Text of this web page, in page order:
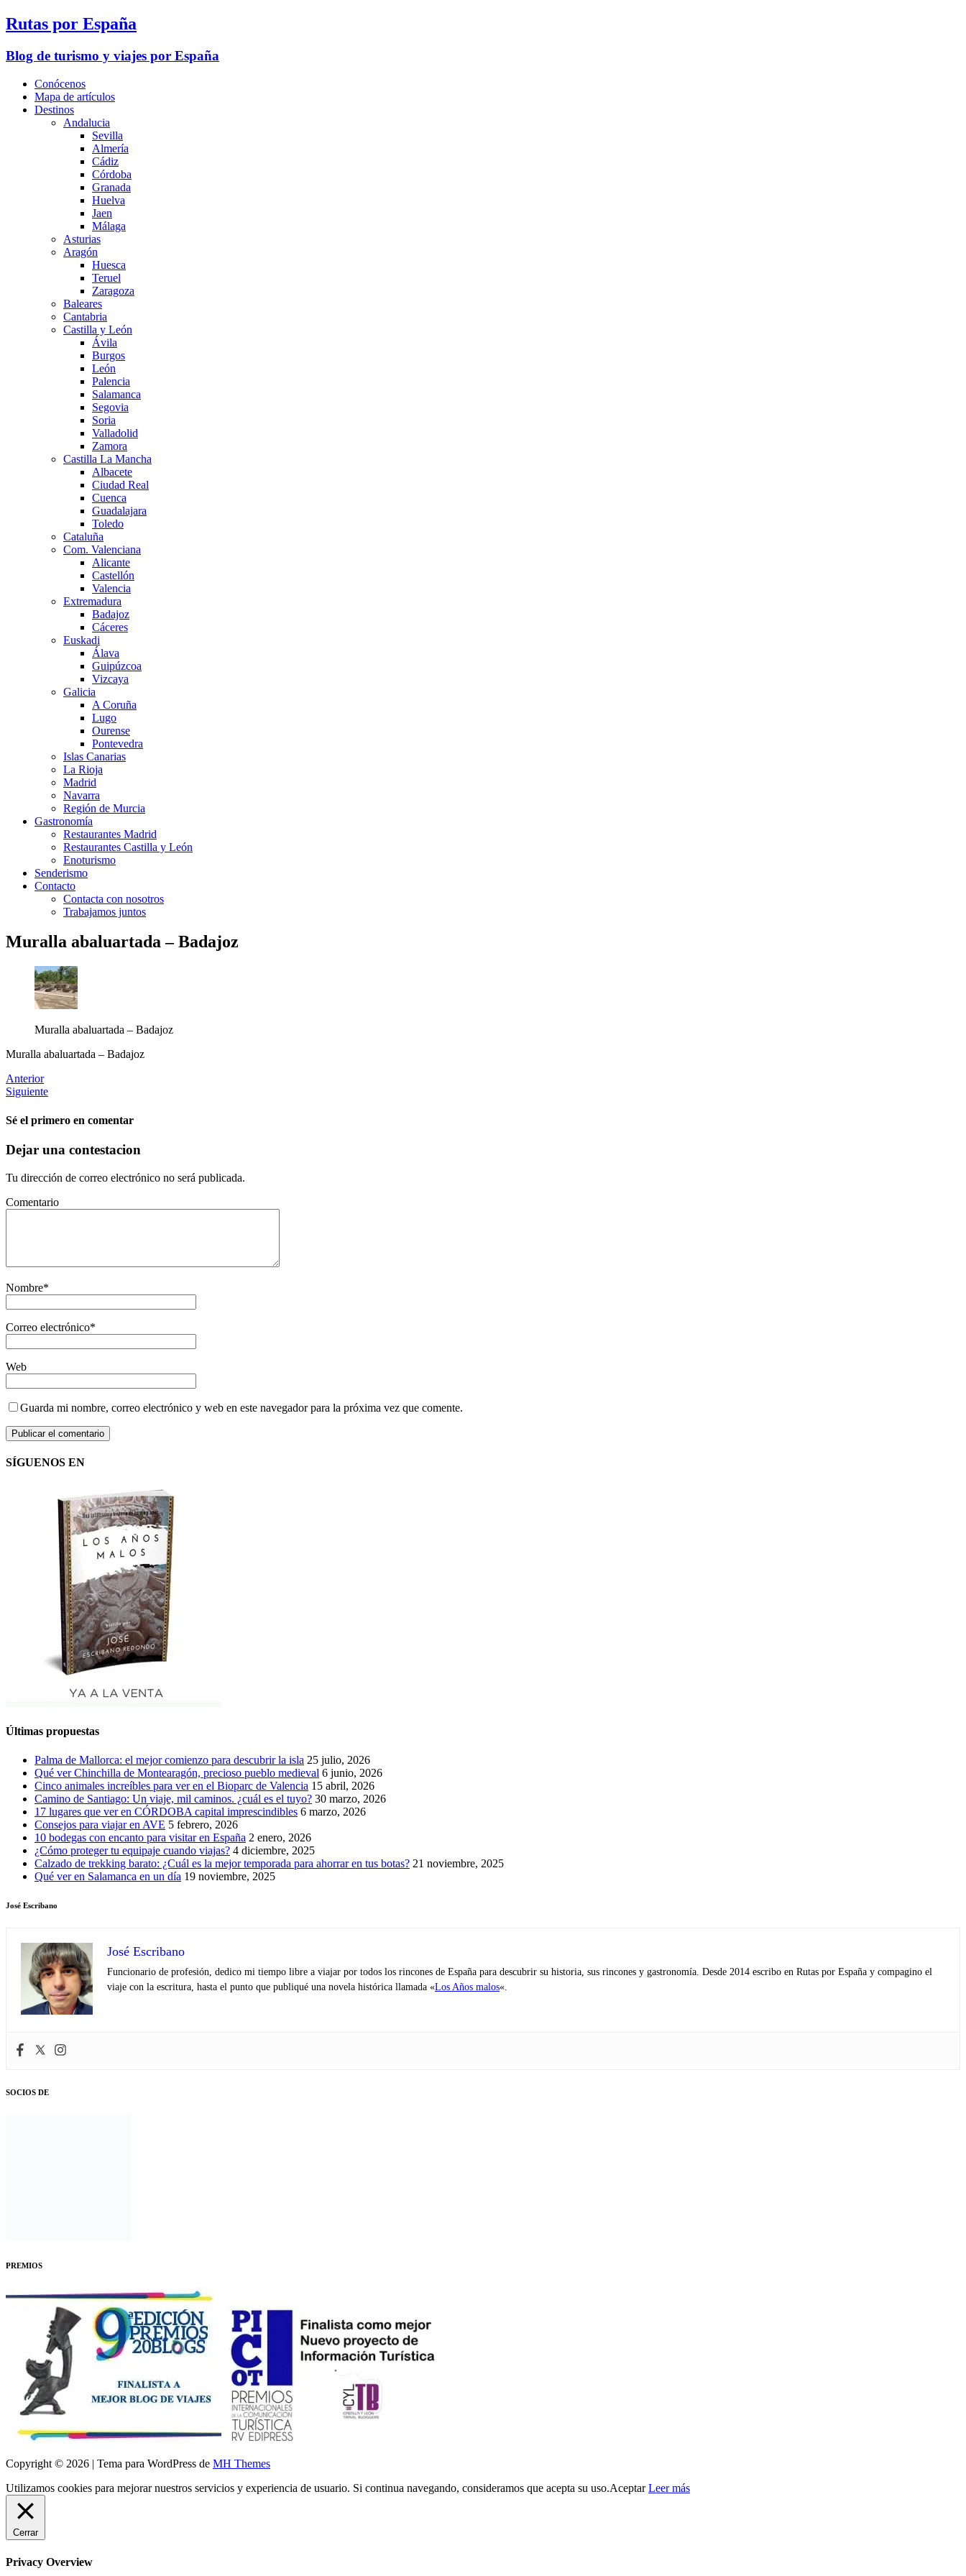
Rutas por España
Blog de turismo y viajes por España
Conócenos
Mapa de artículos
Destinos
Andalucia
Sevilla
Almería
Cádiz
Córdoba
Granada
Huelva
Jaen
Málaga
Asturias
Aragón
Huesca
Teruel
Zaragoza
Baleares
Cantabria
Castilla y León
Ávila
Burgos
León
Palencia
Salamanca
Segovia
Soria
Valladolid
Zamora
Castilla La Mancha
Albacete
Ciudad Real
Cuenca
Guadalajara
Toledo
Cataluña
Com. Valenciana
Alicante
Castellón
Valencia
Extremadura
Badajoz
Cáceres
Euskadi
Álava
Guipúzcoa
Vizcaya
Galicia
A Coruña
Lugo
Ourense
Pontevedra
Islas Canarias
La Rioja
Madrid
Navarra
Región de Murcia
Gastronomía
Restaurantes Madrid
Restaurantes Castilla y León
Enoturismo
Senderismo
Contacto
Contacta con nosotros
Trabajamos juntos
Muralla abaluartada – Badajoz
Muralla abaluartada – Badajoz
Muralla abaluartada – Badajoz
Anterior
Siguiente
Sé el primero en comentar
Dejar una contestacion
Tu dirección de correo electrónico no será publicada.
Comentario
Nombre*
Correo electrónico*
Web
Guarda mi nombre, correo electrónico y web en este navegador para la próxima vez que comente.
SÍGUENOS EN
Últimas propuestas
Palma de Mallorca: el mejor comienzo para descubrir la isla 25 julio, 2026
Qué ver Chinchilla de Montearagón, precioso pueblo medieval 6 junio, 2026
Cinco animales increíbles para ver en el Bioparc de Valencia 15 abril, 2026
Camino de Santiago: Un viaje, mil caminos. ¿cuál es el tuyo? 30 marzo, 2026
17 lugares que ver en CÓRDOBA capital imprescindibles 6 marzo, 2026
Consejos para viajar en AVE 5 febrero, 2026
10 bodegas con encanto para visitar en España 2 enero, 2026
¿Cómo proteger tu equipaje cuando viajas? 4 diciembre, 2025
Calzado de trekking barato: ¿Cuál es la mejor temporada para ahorrar en tus botas? 21 noviembre, 2025
Qué ver en Salamanca en un día 19 noviembre, 2025
José Escribano
José Escribano
Funcionario de profesión, dedico mi tiempo libre a viajar por todos los rincones de España para descubrir su historia, sus rincones y gastronomía. Desde 2014 escribo en Rutas por España y compagino el
viaje con la escritura, hasta el punto que publiqué una novela histórica llamada «Los Años malos«.
SOCIOS DE
PREMIOS
Copyright © 2026 | Tema para WordPress de MH Themes
Utilizamos cookies para mejorar nuestros servicios y experiencia de usuario. Si continua navegando, consideramos que acepta su uso.Aceptar Leer más
Cerrar
Privacy Overview